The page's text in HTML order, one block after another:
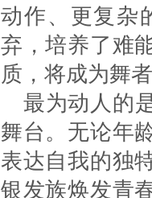
动作、更复杂
弃，培养了难
质，将成为舞
最为动人的
舞台。无论年
表达自我的独
银发族焕发青